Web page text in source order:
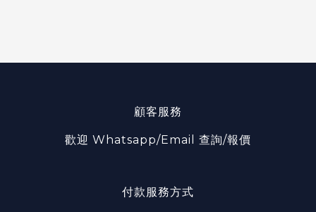
顧客服務
歡迎 Whatsapp/Email 查詢/報價
付款服務方式